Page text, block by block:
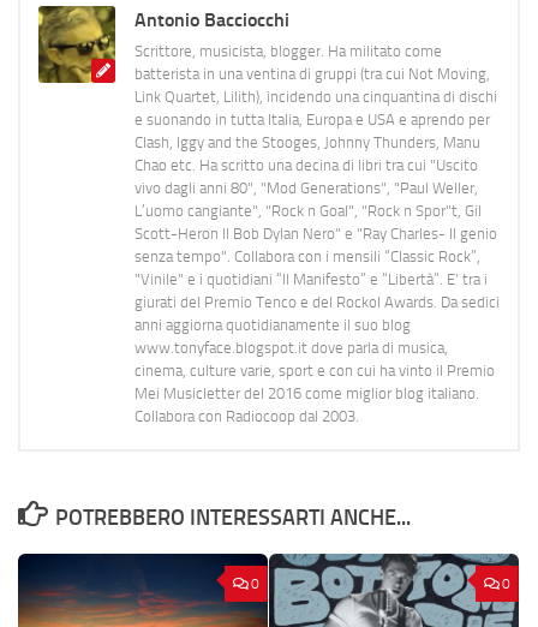
Antonio Bacciocchi
Scrittore, musicista, blogger. Ha militato come
batterista in una ventina di gruppi (tra cui Not Moving,
Link Quartet, Lilith), incidendo una cinquantina di dischi
e suonando in tutta Italia, Europa e USA e aprendo per
Clash, Iggy and the Stooges, Johnny Thunders, Manu
Chao etc. Ha scritto una decina di libri tra cui "Uscito
vivo dagli anni 80", "Mod Generations", "Paul Weller,
L’uomo cangiante", "Rock n Goal", "Rock n Spor"t, Gil
Scott-Heron Il Bob Dylan Nero" e "Ray Charles- Il genio
senza tempo". Collabora con i mensili “Classic Rock”,
"Vinile" e i quotidiani “Il Manifesto” e “Libertà”. E' tra i
giurati del Premio Tenco e del Rockol Awards. Da sedici
anni aggiorna quotidianamente il suo blog
www.tonyface.blogspot.it dove parla di musica,
cinema, culture varie, sport e con cui ha vinto il Premio
Mei Musicletter del 2016 come miglior blog italiano.
Collabora con Radiocoop dal 2003.
POTREBBERO INTERESSARTI ANCHE...
0 0